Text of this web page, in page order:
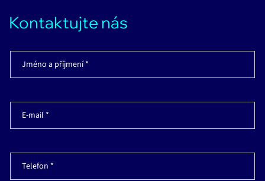
Kontaktujte nás
Jméno a příjmení *
E-mail *
Telefon *